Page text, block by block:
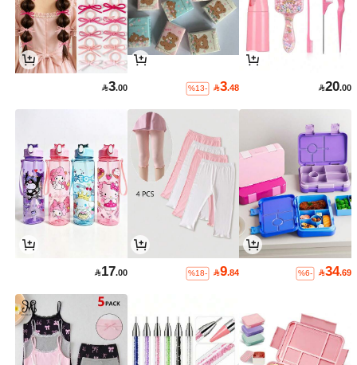
20.00
3.48
%13-
3.00
34.69
%6-
9.84
%18-
17.00